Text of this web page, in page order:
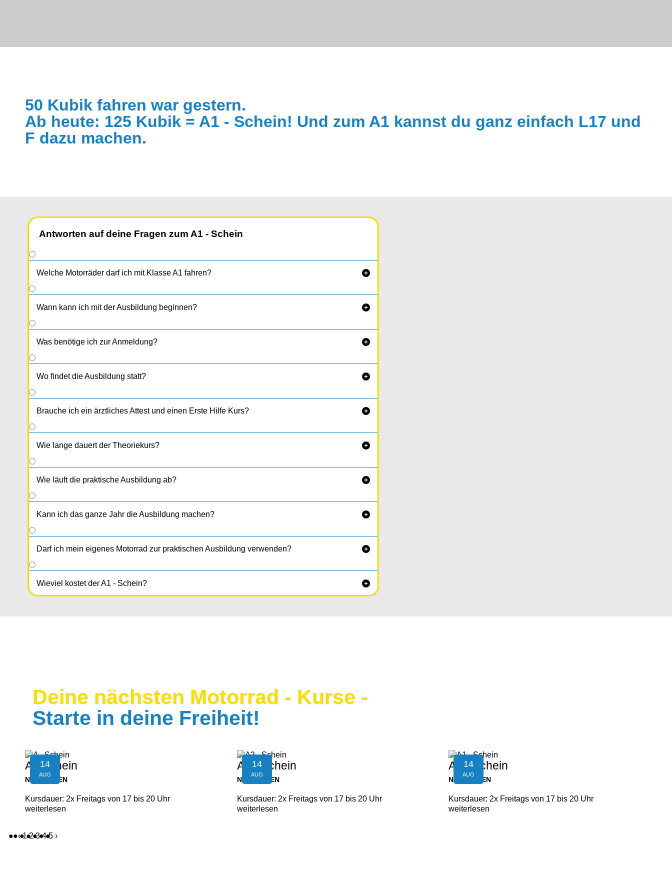
50 Kubik fahren war gestern.
Ab heute: 125 Kubik = A1 - Schein! Und zum A1 kannst du ganz einfach L17 und
F dazu machen.
Antworten auf deine Fragen zum A1 - Schein
Welche Motorräder darf ich mit Klasse A1 fahren? 
Wann kann ich mit der Ausbildung beginnen? 
Was benötige ich zur Anmeldung? 
Wo findet die Ausbildung statt? 
Brauche ich ein ärztliches Attest und einen Erste Hilfe Kurs? 
Wie lange dauert der Theoriekurs? 
Wie läuft die praktische Ausbildung ab? 
Kann ich das ganze Jahr die Ausbildung machen? 
Darf ich mein eigenes Motorrad zur praktischen Ausbildung verwenden? 
Wieviel kostet der A1 - Schein? 
Deine nächsten Motorrad - Kurse -
Starte in deine Freiheit!
14
AUG
A - Schein
NEUFELDEN
Kursdauer: 2x Freitags von 17 bis 20 Uhr
weiterlesen
14
AUG
A2 - Schein
NEUFELDEN
Kursdauer: 2x Freitags von 17 bis 20 Uhr
weiterlesen
14
AUG
A1 - Schein
NEUFELDEN
Kursdauer: 2x Freitags von 17 bis 20 Uhr
weiterlesen
‹ 1 2 3 4 5 ›